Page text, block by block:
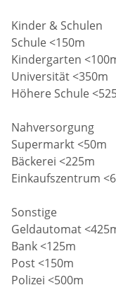
Kinder & Schulen
Schule <150m
Kindergarten
Universität <350m
Höhere Schule
Nahversorgung
Supermarkt <50m
Bäckerei <225m
Einkaufszentrum
Sonstige
Geldautomat
Bank <125m
Post <150m
Polizei <500m